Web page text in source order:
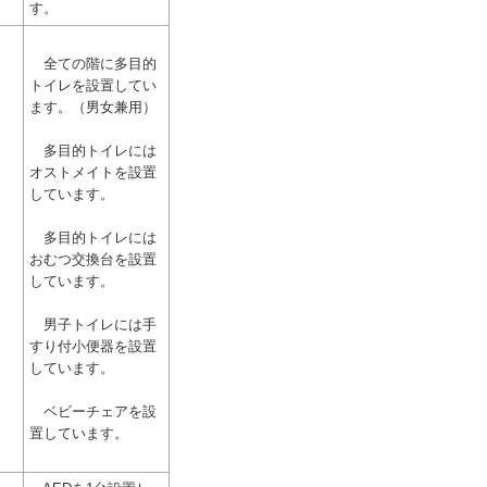
す。
全ての階に多目的
トイレを設置してい
ます。（男女兼用）
多目的トイレには
オストメイトを設置
しています。
多目的トイレには
おむつ交換台を設置
しています。
男子トイレには手
すり付小便器を設置
しています。
ベビーチェアを設
置しています。